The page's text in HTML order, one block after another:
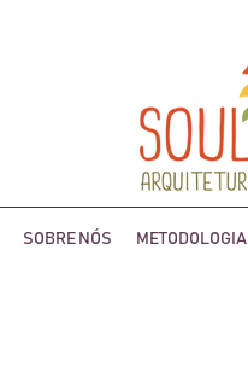
SOBRE NÓS METODOLOGIA